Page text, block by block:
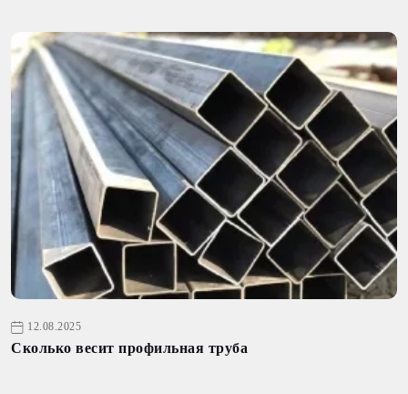
12.08.2025
Сколько весит профильная труба